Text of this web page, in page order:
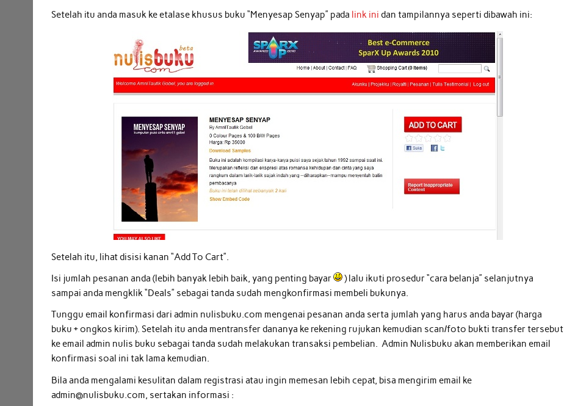
Setelah itu anda masuk ke etalase khusus buku “Menyesap Senyap” pada link inidan tampilannya seperti dibawah ini:
Setelah itu, lihat disisi kanan “Add To Cart”.
Isi jumlah pesanan anda (lebih banyak lebih baik, yang penting bayar
) lalu ikuti prosedur “cara belanja” selanjutnya
sampai anda mengklik “Deals” sebagai tanda sudah mengkonfirmasi membeli bukunya.
Tunggu email konfirmasi dari admin nulisbuku.com mengenai pesanan anda serta jumlah yang harus anda bayar (harga
buku + ongkos kirim). Setelah itu anda mentransfer dananya ke rekening rujukan kemudian scan/foto bukti transfer tersebut
ke email admin nulis buku sebagai tanda sudah melakukan transaksi pembelian. Admin Nulisbuku akan memberikan email
konfirmasi soal ini tak lama kemudian.
Bila anda mengalami kesulitan dalam registrasi atau ingin memesan lebih cepat, bisa mengirim email ke
admin@nulisbuku.com, sertakan informasi :